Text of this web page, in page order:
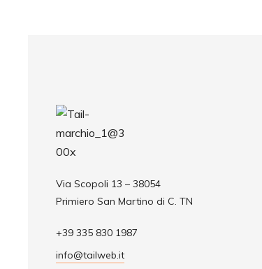
Via Scopoli 13 – 38054
Primiero San Martino di C. TN
+39 335 830 1987
info@tailweb.it